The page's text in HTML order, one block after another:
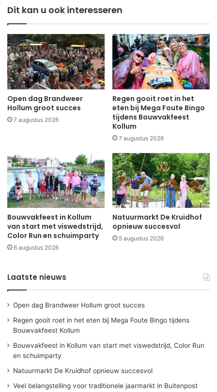
Dit kan u ook interesseren
Open dag Brandweer
Hollum groot succes
7 augustus 2026
Regen gooit roet in het
eten bij Mega Foute Bingo
tijdens Bouwvakfeest
Kollum
7 augustus 2026
Bouwvakfeest in Kollum
van start met viswedstrijd,
Color Run en schuimparty
6 augustus 2026
Natuurmarkt De Kruidhof
opnieuw succesvol
5 augustus 2026
Laatste nieuws
Open dag Brandweer Hollum groot succes
Regen gooit roet in het eten bij Mega Foute Bingo tijdens
Bouwvakfeest Kollum
Bouwvakfeest in Kollum van start met viswedstrijd, Color Run
en schuimparty
Natuurmarkt De Kruidhof opnieuw succesvol
Veel belangstelling voor traditionele jaarmarkt in Buitenpost